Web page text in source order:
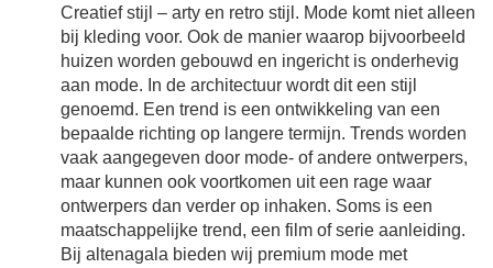
Creatief stijl – arty en retro stijl. Mode komt niet alleen
bij kleding voor. Ook de manier waarop bijvoorbeeld
huizen worden gebouwd en ingericht is onderhevig
aan mode. In de architectuur wordt dit een stijl
genoemd. Een trend is een ontwikkeling van een
bepaalde richting op langere termijn. Trends worden
vaak aangegeven door mode- of andere ontwerpers,
maar kunnen ook voortkomen uit een rage waar
ontwerpers dan verder op inhaken. Soms is een
maatschappelijke trend, een film of serie aanleiding.
Bij altenagala bieden wij premium mode met